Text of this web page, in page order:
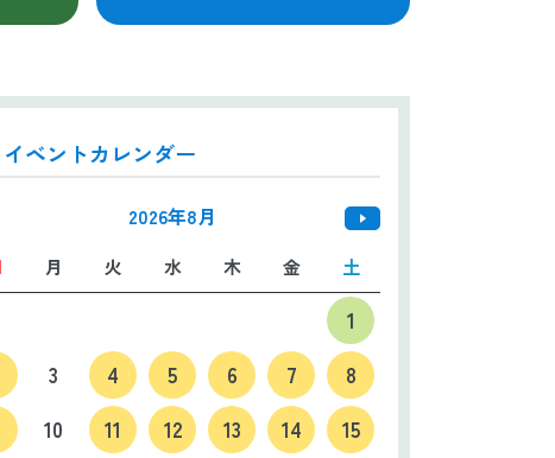
日本語
イベントカレンダー
2026年8月
月 火 水 木 金 土
1
3 4 5 6 7
8
10 11 12 13 14
15